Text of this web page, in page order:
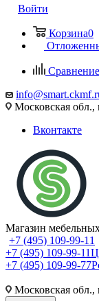
Войти
Корзина0
Московская обл.,
Вконтакте
Магазин
+7 (495) 109-99-11
+7 (495) 109-99-11
+7 (495) 109-99-77
Московская обл.,